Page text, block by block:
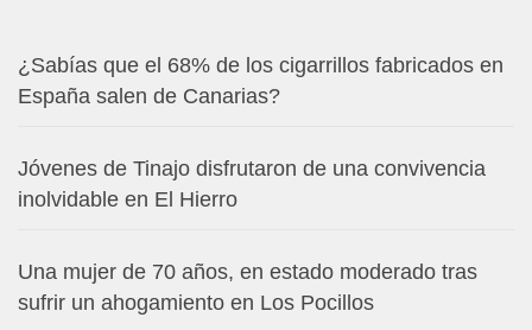
¿Sabías que el 68% de los cigarrillos fabricados en
España salen de Canarias?
Jóvenes de Tinajo disfrutaron de una convivencia
inolvidable en El Hierro
Una mujer de 70 años, en estado moderado tras
sufrir un ahogamiento en Los Pocillos